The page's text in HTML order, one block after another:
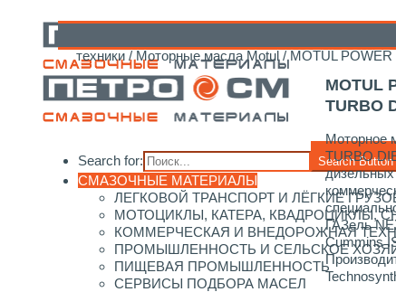
Search for: Search Button
СМАЗОЧНЫЕ МАТЕРИАЛЫ
ЛЕГКОВОЙ ТРАНСПОРТ И ЛЁГКИЕ
МОТОЦИКЛЫ, КАТЕРА, КВАДРОЦИКЛЫ,
КОММЕРЧЕСКАЯ И ВНЕДОРОЖНАЯ
ПРОМЫШЛЕННОСТЬ И СЕЛЬСКОЕ
ПИЩЕВАЯ ПРОМЫШЛЕННОСТЬ
СЕРВИСЫ ПОДБОРА МАСЕЛ
техники /Моторные масла Motul/ MOTUL POWER
MOTUL
TURBO
Моторное
TURBO
дизельных
ГАЗель
Cummins